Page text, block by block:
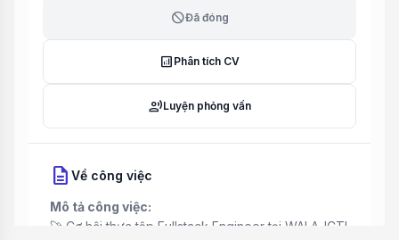
blockĐã đóng
analytics Phân tích CV
record_voice_overLuyện phỏng vấn
description Về công việc
Mô tả công việc:
🚀 Cơ hội thực tập Fullstack Engineer tại WALA-ICT!